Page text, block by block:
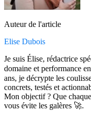
Auteur de l'article
Elise Dubois
Je suis Élise, rédactrice
domaine et performance
ans, je décrypte les
concrets, testés et
Mon objectif ? Que
vous évite les galères 🚀.